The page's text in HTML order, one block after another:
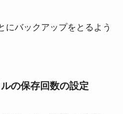
にバックアップをとるよう
の保存回数の設定